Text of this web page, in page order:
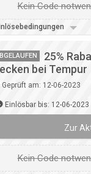
Kein Code
25%
bei Tempur
Geprüft am: 12-06-2023
Einlösbar bis: 12-06-2023
Zur
Kein Code